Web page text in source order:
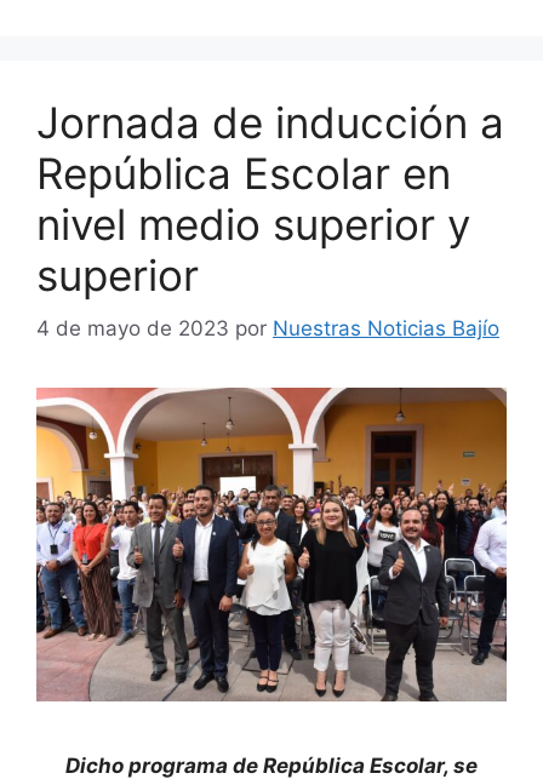
Jornada de inducción a
República Escolar en
nivel medio superior y
superior
4 de mayo de 2023 por Nuestras Noticias Bajío
Dicho programa de República Escolar, se